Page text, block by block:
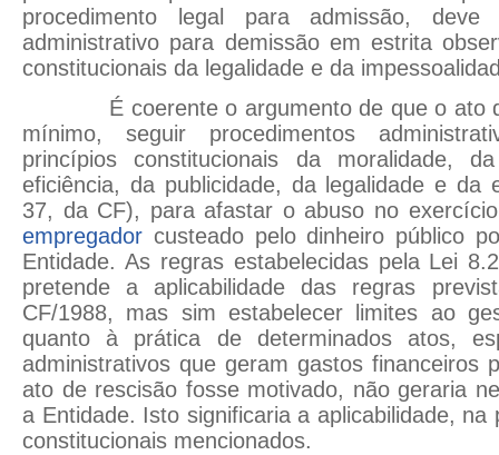
procedimento legal para admissão, deve
administrativo para demissão em estrita
constitucionais da legalidade e da
É coerente o argumento de que o ato
mínimo, seguir procedimentos
princípios constitucionais da moralidade,
eficiência, da publicidade, da legalidade e da
37, da CF), para afastar o abuso no
empregador custeado pelo dinheiro público
Entidade. As regras estabelecidas pela Lei
pretende a aplicabilidade das regras
CF/1988, mas sim estabelecer limites ao
quanto à prática de determinados atos,
administrativos que geram gastos financeiros
ato de rescisão fosse motivado, não geraria
a Entidade. Isto significaria a aplicabilidade,
constitucionais mencionados.